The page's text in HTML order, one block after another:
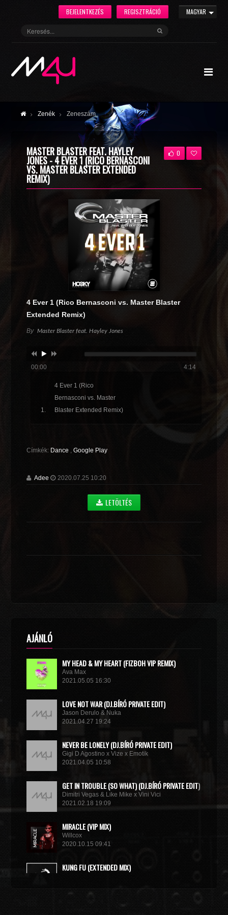
MAGYAR
REGISZTRÁCIÓ
BEJELENTKEZÉS
Zenék Zeneszám
MASTER BLASTER FEAT. HAYLEY
JONES - 4 EVER 1 (RICO BERNASCONI
VS. MASTER BLASTER EXTENDED
REMIX)
0
4 Ever 1 (Rico Bernasconi vs. Master Blaster
Extended Remix)
By Master Blaster feat. Hayley Jones
00:00 4:14
4 Ever 1 (Rico
Bernasconi vs. Master
Blaster Extended Remix)
Címkék: Dance ,Google Play
Adee 2020.07.25 10:20
LETÖLTÉS
AJÁNLÓ
MY HEAD & MY HEART (FIZBOH VIP REMIX)
Ava Max
2021.05.05 16:30
LOVE NOT WAR (DJ.BÍRÓ PRIVATE EDIT)
Jason Derulo & Nuka
2021.04.27 19:24
NEVER BE LONELY (DJ.BÍRÓ PRIVATE EDIT)
Gigi D Agostino x Vize x Emotik
2021.04.05 10:58
GET IN TROUBLE (SO WHAT) (DJ.BÍRÓ PRIVATE EDIT)
Dimitri Vegas & Like Mike x Vini Vici
2021.02.18 19:09
MIRACLE (VIP MIX)
Willcox
2020.10.15 09:41
KUNG FU (EXTENDED MIX)